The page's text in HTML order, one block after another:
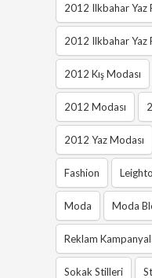
2012 Ilkbahar Yaz
2012 Ilkbahar Yaz
2012 Kış Modası
2012 Modası
2012 Yaz Modası
Fashion
Moda Moda
Reklam
Sokak Stilleri